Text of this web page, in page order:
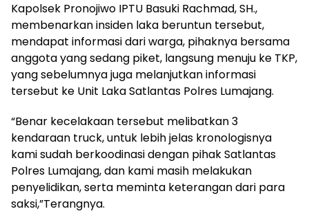
Kapolsek Pronojiwo IPTU Basuki Rachmad, SH.,
membenarkan insiden laka beruntun tersebut,
mendapat informasi dari warga, pihaknya bersama
anggota yang sedang piket, langsung menuju ke TKP,
yang sebelumnya juga melanjutkan informasi
tersebut ke Unit Laka Satlantas Polres Lumajang.
“Benar kecelakaan tersebut melibatkan 3
kendaraan truck, untuk lebih jelas kronologisnya
kami sudah berkoodinasi dengan pihak Satlantas
Polres Lumajang, dan kami masih melakukan
penyelidikan, serta meminta keterangan dari para
saksi,”Terangnya.